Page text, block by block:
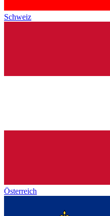
Schweiz
Österreich